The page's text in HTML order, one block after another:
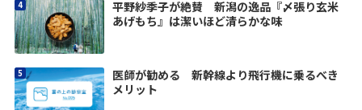
平野紗季子が絶賛 新潟の逸品『〆張り玄米
あげもち』は潔いほど清らかな味
医師が勧める 新幹線より飛行機に乗るべき
メリット